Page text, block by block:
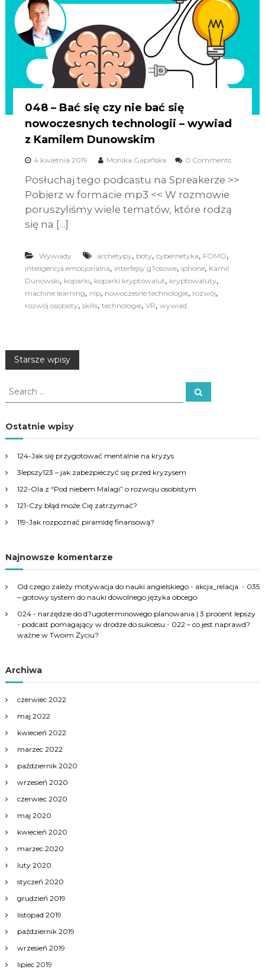
048 – Bać się czy nie bać się
nowoczesnych technologii – wywiad
z Kamilem Dunowskim
4 kwietnia 2019 Monika Gapińska 0 Comments
Posłuchaj tego podcastu na Spreakerze >>
Pobierz w formacie mp3 << W rozmowie
poruszyliśmy wiele tematów, które rodzą
się na […]
Wywiady archetypy, boty, cybernetyka, FOMO,
inteligencja emocjonalna, interfejsy g?osowe, iphone, Kamil
Dunowski, koparki, koparki kryptowalut, kryptowaluty,
machine learning, nlp, nowoczesne technologie, rozwój,
rozwój osobisty, skills, technologie, VR, wywiad
N
a
i
g
a
c
j
a
p
p
i
s
a
c
h
Starsze wpisy
S
e
r
c
f
o
r
S
e
Ostatnie wpisy
124-Jak się przygotować mentalnie na kryzys
3lepszy123 – jak zabezpieczyć się przed kryzysem
122-Ola z “Pod niebem Malagi” o rozwoju osobistym
121-Czy błąd może Cię zatrzymać?
119-Jak rozpoznać piramidę finansową?
Najnowsze komentarze
Od czego zależy motywacja do nauki angielskiego - akcja_relacja. - 035
– gotowy system do nauki dowolnego języka obcego
024 - narzędzie do d?ugoterminowego planowania | 3 procent lepszy
- podcast pomagający w drodze do sukcesu - 022 – co jest naprawd?
ważne w Twoim Życiu?
Archiwa
czerwiec 2022
maj 2022
kwiecień 2022
marzec 2022
październik 2020
wrzesień 2020
czerwiec 2020
maj 2020
kwiecień 2020
marzec 2020
luty 2020
styczeń 2020
grudzień 2019
listopad 2019
październik 2019
wrzesień 2019
lipiec 2019